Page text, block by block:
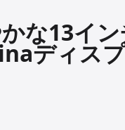
な13イ
ディス